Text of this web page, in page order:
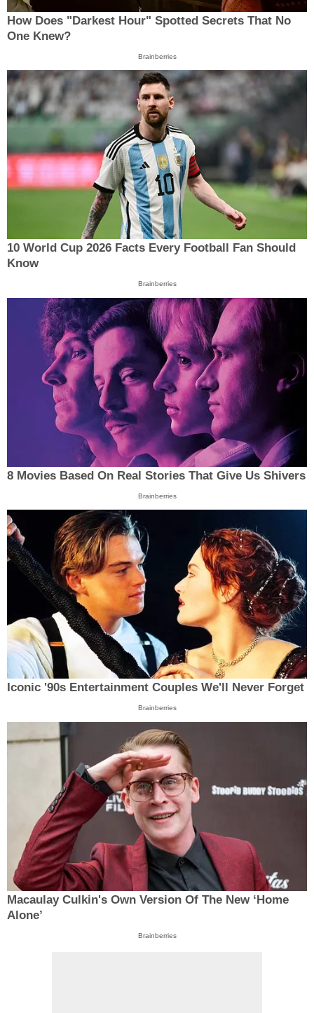
How Does "Darkest Hour" Spotted Secrets That No
One Knew?
Brainberries
10 World Cup 2026 Facts Every Football Fan Should
Know
Brainberries
8 Movies Based On Real Stories That Give Us Shivers
Brainberries
Iconic '90s Entertainment Couples We'll Never Forget
Brainberries
Macaulay Culkin's Own Version Of The New ‘Home
Alone’
Brainberries